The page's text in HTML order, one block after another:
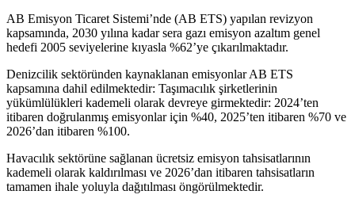
AB Emisyon Ticaret Sistemi’nde (AB ETS) yapılan revizyon
kapsamında, 2030 yılına kadar sera gazı emisyon azaltım genel
hedefi 2005 seviyelerine kıyasla %62’ye çıkarılmaktadır.
Denizcilik sektöründen kaynaklanan emisyonlar AB ETS
kapsamına dahil edilmektedir: Taşımacılık şirketlerinin
yükümlülükleri kademeli olarak devreye girmektedir: 2024’ten
itibaren doğrulanmış emisyonlar için %40, 2025’ten itibaren %70 ve
2026’dan itibaren %100.
Havacılık sektörüne sağlanan ücretsiz emisyon tahsisatlarının
kademeli olarak kaldırılması ve 2026’dan itibaren tahsisatların
tamamen ihale yoluyla dağıtılması öngörülmektedir.